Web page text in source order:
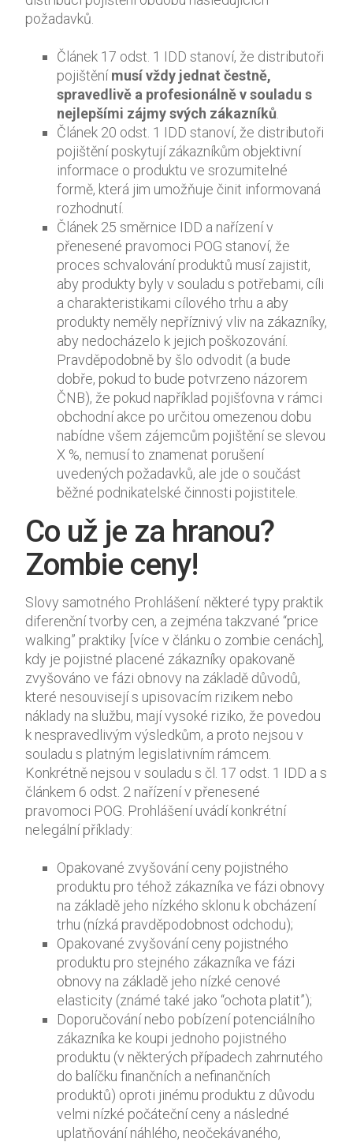
požadavků.
Článek 17 odst. 1 IDD stanoví, že distributoři
pojištěnímusí vždy jednat čestně,
spravedlivě a profesionálně v souladu s
nejlepšími zájmy svých zákazníků
Článek 20 odst. 1 IDD stanoví, že distributoři
pojištění poskytují zákazníkům objektivní
informace o produktu ve srozumitelné
formě, která jim umožňuje činit informovaná
rozhodnutí.
Článek 25 směrnice IDD a nařízení v
přenesené pravomoci POG stanoví, že
proces schvalování produktů musí zajistit,
aby produkty byly v souladu s potřebami, cíli
a charakteristikami cílového trhu a aby
produkty neměly nepříznivý vliv na zákazníky,
aby nedocházelo k jejich poškozování.
Pravděpodobně by šlo odvodit (a bude
dobře, pokud to bude potvrzeno názorem
ČNB), že pokud například pojišťovna v rámci
obchodní akce po určitou omezenou dobu
nabídne všem zájemcům pojištění se slevou
X %, nemusí to znamenat porušení
uvedených požadavků, ale jde o součást
běžné podnikatelské činnosti pojistitele.
Co už je za hranou?
Zombie ceny!
Slovy samotného Prohlášení: některé typy praktik
diferenční tvorby cen, a zejména takzvané “price
walking” praktiky [více v článku o zombie cenách],
kdy je pojistné placené zákazníky opakovaně
zvyšováno ve fázi obnovy na základě důvodů,
které nesouvisejí s upisovacím rizikem nebo
náklady na službu, mají vysoké riziko, že povedou
k nespravedlivým výsledkům, a proto nejsou v
souladu s platným legislativním rámcem.
Konkrétně nejsou v souladu s čl. 17 odst. 1 IDD a s
článkem 6 odst. 2 nařízení v přenesené
pravomoci POG. Prohlášení uvádí konkrétní
nelegální příklady:
Opakované zvyšování ceny pojistného
produktu pro téhož zákazníka ve fázi obnovy
na základě jeho nízkého sklonu k obcházení
trhu (nízká pravděpodobnost odchodu);
Opakované zvyšování ceny pojistného
produktu pro stejného zákazníka ve fázi
obnovy na základě jeho nízké cenové
elasticity (známé také jako “ochota platit”);
Doporučování nebo pobízení potenciálního
zákazníka ke koupi jednoho pojistného
produktu (v některých případech zahrnutého
do balíčku finančních a nefinančních
produktů) oproti jinému produktu z důvodu
velmi nízké počáteční ceny a následné
uplatňování náhlého, neočekávaného,